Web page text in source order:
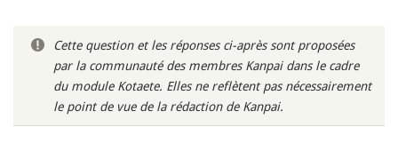
Cette question et les réponses ci-après sont proposées
par la communauté des membres Kanpai dans le cadre
du module Kotaete. Elles ne reflètent pas nécessairement
le point de vue de la rédaction de Kanpai.